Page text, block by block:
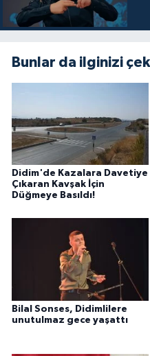
Bunlar da ilginizi
Didim'de Kazalara Davetiye
Çıkaran Kavşak İçin
Düğmeye Basıldı!
Bilal Sonses, Didimlilere
unutulmaz gece yaşattı